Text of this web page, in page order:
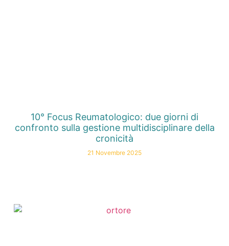
10° Focus Reumatologico: due giorni di
confronto sulla gestione multidisciplinare della
cronicità
21 Novembre 2025